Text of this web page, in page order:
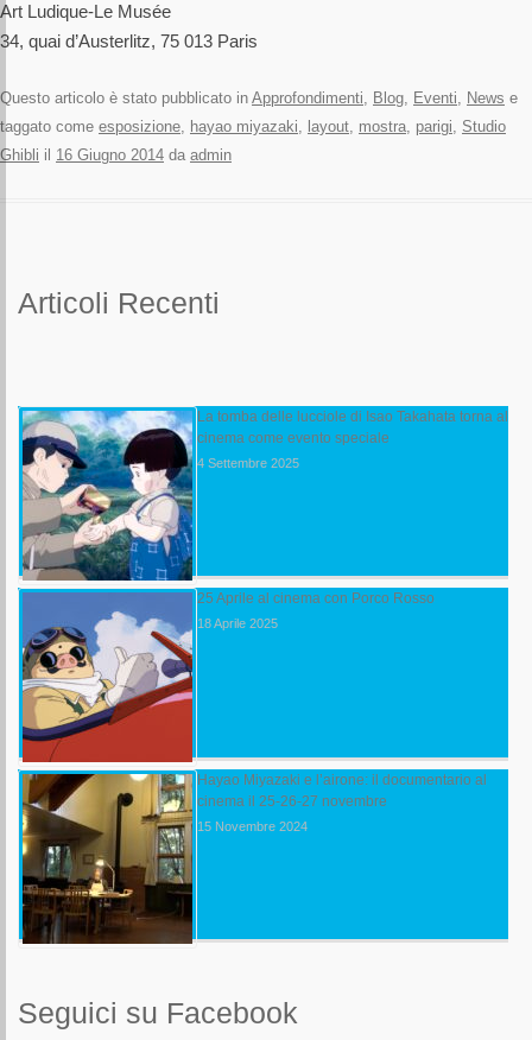
Art Ludique-Le Musée
34, quai d’Austerlitz, 75 013 Paris
Questo articolo è stato pubblicato in Approfondimenti, Blog, Eventi, News e
taggato come esposizione, hayao miyazaki, layout, mostra, parigi, Studio
Ghibli il 16 Giugno 2014 da admin
Articoli Recenti
La tomba delle lucciole di Isao Takahata torna al
cinema come evento speciale
4 Settembre 2025
25 Aprile al cinema con Porco Rosso
18 Aprile 2025
Hayao Miyazaki e l’airone: il documentario al
cinema il 25-26-27 novembre
15 Novembre 2024
Seguici su Facebook